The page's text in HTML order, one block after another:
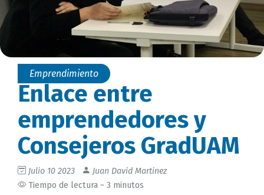
Emprendimiento
Enlace entre
emprendedores y
Consejeros GradUAM
Julio 10 2023
Juan David Martinez
Tiempo de lectura ~ 3 minutos